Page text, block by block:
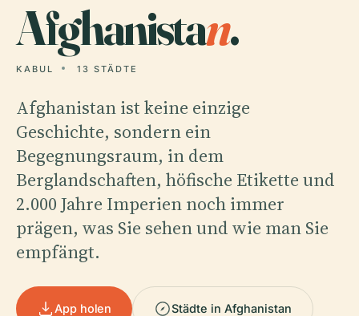
Afghanistan.
KABUL 13 STÄDTE
Afghanistan ist keine einzige
Geschichte, sondern ein
Begegnungsraum, in dem
Berglandschaften, höfische Etikette und
2.000 Jahre Imperien noch immer
prägen, was Sie sehen und wie man Sie
empfängt.
App holen Städte in Afghanistan